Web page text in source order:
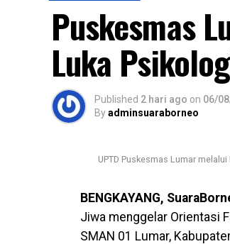
Puskesmas
Luka
Published 2 hari ago on 06/
Byadminsuaraborneo
UPTD Puskesmas Lumar
BENGKAYANG,
Jiwa menggelar Orientasi
SMAN 01 Lumar,